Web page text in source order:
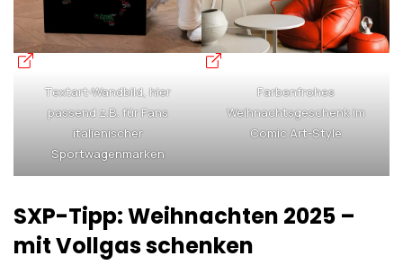
Textart-Wandbild, hier
passend z.B. für Fans
italienischer
Sportwagenmarken
Farbenfrohes
Weihnachtsgeschenk im
Comic Art-Style
SXP-Tipp: Weihnachten 2025 –
mit Vollgas schenken